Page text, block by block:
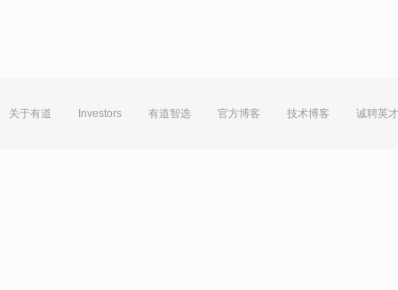
关于有道 Investors 有道智选 官方博客 技术博客 诚聘英才